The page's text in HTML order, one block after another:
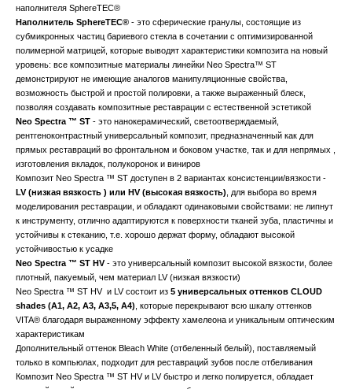
наполнителя SphereTEC®
Наполнитель SphereTEC® - это сферические гранулы, состоящие из
субмикронных частиц бариевого стекла в сочетании с оптимизированной
полимерной матрицей, которые выводят характеристики композита на новый
уровень: все композитные материалы линейки Neo Spectra™ ST
демонстрируют не имеющие аналогов манипуляционные свойства,
возможность быстрой и простой полировки, а также выраженный блеск,
позволяя создавать композитные реставрации с естественной эстетикой
Neo Spectra ™ ST - это нанокерамический, светоотверждаемый,
рентгеноконтрастный универсальный композит, предназначенный как для
прямых реставраций во фронтальном и боковом участке, так и для непрямых ,
изготовления вкладок, полукоронок и виниров
Композит Neo Spectra ™ ST доступен в 2 вариантах консистенции/вязкости -
LV (низкая вязкость ) или HV (высокая вязкость) , для выбора во время
моделирования реставрации, и обладают одинаковыми свойствами: не липнут
к инструменту, отлично адаптируются к поверхности тканей зуба, пластичны и
устойчивы к стеканию, т.е. хорошо держат форму, обладают высокой
устойчивостью к усадке
Neo Spectra ™ ST HV- это универсальный композит высокой вязкости, более
плотный, пакуемый, чем материал LV (низкая вязкости)
Neo Spectra ™ ST HV и LV состоит из 5 универсальных оттенков CLOUD
shades (А1, А2, А3, А3,5, А4) , которые перекрывают всю шкалу оттенков
VITA® благодаря выраженному эффекту хамелеона и уникальным оптическим
характеристикам
Дополнительный оттенок Bleach White (отбеленный белый), поставляемый
только в компьюлах, подходит для реставраций зубов после отбеливания
Композит Neo Spectra ™ ST HV и LV быстро и легко полируется, обладает